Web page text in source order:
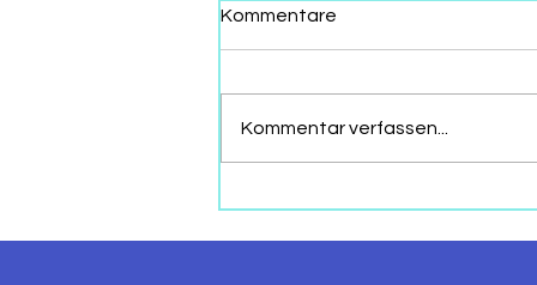
EIN VERBAND BIETET
TRAUERNDEN ELTERN
Kommentare
Kommentar verfassen...